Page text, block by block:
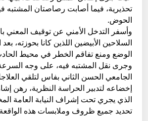
تحذيرية، فيما أصابت رصاصتان
الحوض.
وأسفر التدخل الأمني عن توقيف المعني
السلاحين الأبيضين اللذين كانا بحوزته،
الوضع ومنع تفاقم الخطر في محيط
وجرى نقل المشتبه فيه، على وجه
الجامعي الحسن الثاني بفاس لتلقي
إخضاعه لتدبير الحراسة النظرية، رهن
الذي يجري تحت إشراف النيابة العامة
تحديد جميع ظروف وملابسات هذه